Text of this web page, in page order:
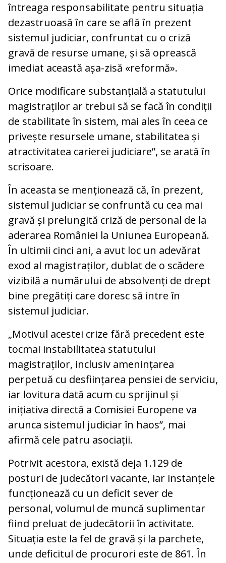
întreaga responsabilitate pentru situația
dezastruoasă în care se află în prezent
sistemul judiciar, confruntat cu o criză
gravă de resurse umane, și să oprească
imediat această așa-zisă «reformă».
Orice modificare substanțială a statutului
magistraților ar trebui să se facă în condiții
de stabilitate în sistem, mai ales în ceea ce
privește resursele umane, stabilitatea și
atractivitatea carierei judiciare”, se arată în
scrisoare.
În aceasta se menționează că, în prezent,
sistemul judiciar se confruntă cu cea mai
gravă și prelungită criză de personal de la
aderarea României la Uniunea Europeană.
În ultimii cinci ani, a avut loc un adevărat
exod al magistraților, dublat de o scădere
vizibilă a numărului de absolvenți de drept
bine pregătiți care doresc să intre în
sistemul judiciar.
„Motivul acestei crize fără precedent este
tocmai instabilitatea statutului
magistraților, inclusiv amenințarea
perpetuă cu desființarea pensiei de serviciu,
iar lovitura dată acum cu sprijinul și
inițiativa directă a Comisiei Europene va
arunca sistemul judiciar în haos”, mai
afirmă cele patru asociații.
Potrivit acestora, există deja 1.129 de
posturi de judecători vacante, iar instanțele
funcționează cu un deficit sever de
personal, volumul de muncă suplimentar
fiind preluat de judecătorii în activitate.
Situația este la fel de gravă și la parchete,
unde deficitul de procurori este de 861. În